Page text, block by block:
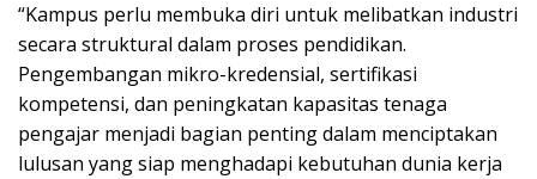
“Kampus perlu membuka diri untuk melibatkan industri
secara struktural dalam proses pendidikan.
Pengembangan mikro-kredensial, sertifikasi
kompetensi, dan peningkatan kapasitas tenaga
pengajar menjadi bagian penting dalam menciptakan
lulusan yang siap menghadapi kebutuhan dunia kerja